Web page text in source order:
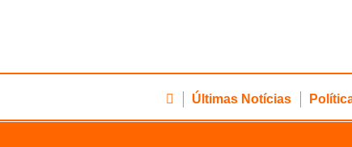
Últimas Notícias